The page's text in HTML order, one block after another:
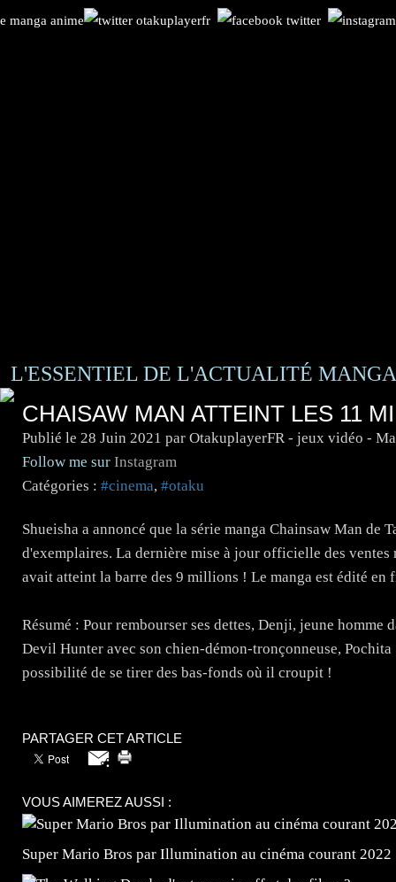
L'ESSENTIEL DE L'ACTUALITÉ
CHAISAW MAN ATTEINT LES 11
Publié le 28 Juin 2021 par OtakuplayerFR - jeux vidéo -
Follow me sur Instagram
Catégories : #cinema, #otaku
Shueisha a annoncé que la série manga Chainsaw Man
d'exemplaires. La dernière mise à jour officielle des
avait atteint la barre des 9 millions ! Le manga est édité en
Résumé : Pour rembourser ses dettes, Denji, jeune
Devil Hunter avec son chien-démon-tronçonneuse,
possibilité de se tirer des bas-fonds où il croupit !
PARTAGER CET ARTICLE
VOUS AIMEREZ AUSSI :
Super Mario Bros par Illumination au cinéma courant 2022